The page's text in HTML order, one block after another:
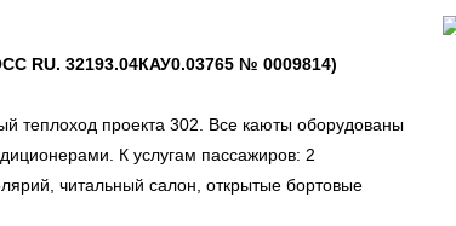
RU. 32193.04КАУ0.03765 № 0009814)
теплоход проекта 302. Все каюты оборудованы
К услугам пассажиров: 2
читальный салон, открытые бортовые